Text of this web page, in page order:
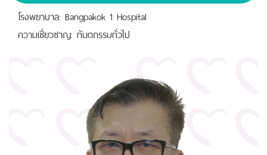
โรงพยาบาล: Bangpakok 1 Hospital
ความเชี่ยวชาญ: ทันตกรรมทั่วไป